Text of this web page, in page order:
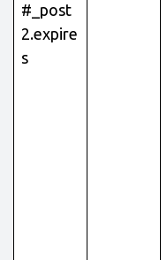
#_post
2.expire
s